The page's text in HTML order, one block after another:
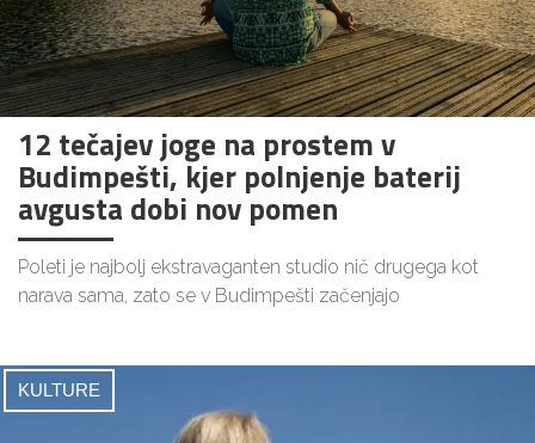
12 tečajev joge na prostem v
Budimpešti, kjer polnjenje baterij
avgusta dobi nov pomen
Poleti je najbolj ekstravaganten studio nič drugega kot
narava sama, zato se v Budimpešti začenjajo
KULTURE